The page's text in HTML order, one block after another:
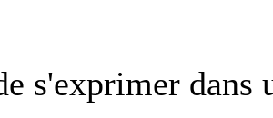
s'exprimer dans